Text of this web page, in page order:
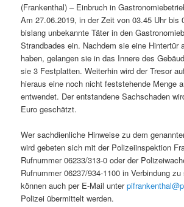
(Frankenthal) – Einbruch in
Am 27.06.2019, in der Zeit von 03.45 Uhr bis
bislang unbekannte Täter in den
Strandbades ein. Nachdem sie eine Hintertür
haben, gelangen sie in das Innere des
sie 3 Festplatten. Weiterhin wird der Tresor
hieraus eine noch nicht feststehende Menge
entwendet. Der entstandene Sachschaden
Euro geschätzt.
Wer sachdienliche Hinweise zu dem
wird gebeten sich mit der Polizeiinspektion
Rufnummer 06233/313-0 oder der
Rufnummer 06237/934-1100 in Verbindung
können auch per E-Mail unter
Polizei übermittelt werden.